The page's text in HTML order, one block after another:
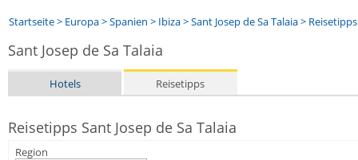
Startseite> Europa>Spanien > Ibiza>Sant Josep de Sa Talaia> Reisetipps
Sant Josep de Sa Talaia
Hotels Reisetipps
Reisetipps Sant Josep de Sa Talaia
Region